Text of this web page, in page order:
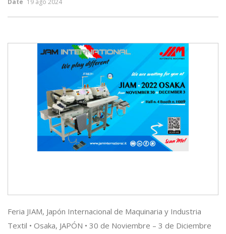
Date 19 ago 2024
Feria JIAM, Japón Internacional de Maquinaria y Industria
Textil • Osaka, JAPÓN • 30 de Noviembre – 3 de Diciembre